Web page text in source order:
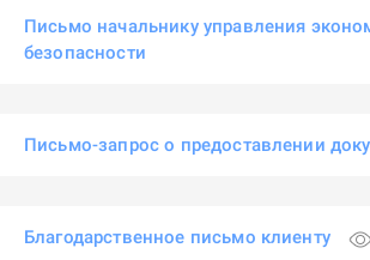
Письмо начальнику управления
безопасности
Письмо-запрос о предоставлении
Благодарственное письмо клиенту